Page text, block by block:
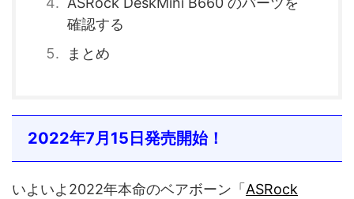
確認する
まとめ
2022年7月15日発売開始！
いよいよ2022年本命のベアボーン「 ASRock